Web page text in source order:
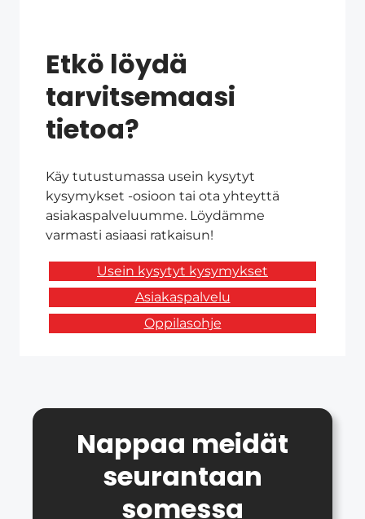
Etkö löydä
tarvitsemaasi
tietoa?
Käy tutustumassa usein kysytyt
kysymykset -osioon tai ota yhteyttä
asiakaspalveluumme. Löydämme
varmasti asiaasi ratkaisun!
Usein kysytyt kysymykset
Asiakaspalvelu
Oppilasohje
Nappaa meidät
seurantaan
somessa